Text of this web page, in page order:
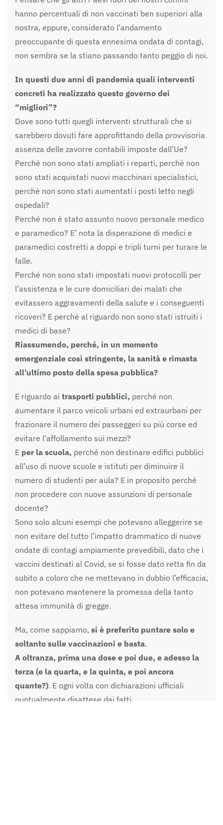
hanno percentuali di non vaccinati ben superiori alla
nostra, eppure, considerato l’andamento
preoccupante di questa ennesima ondata di contagi,
non sembra se la stiano passando tanto peggio di noi.
In questi due anni di pandemia quali interventi
concreti ha realizzato questo governo dei
“migliori”?
Dove sono tutti quegli interventi strutturali che si
sarebbero dovuti fare approfittando della provvisoria
assenza delle zavorre contabili imposte dall’Ue?
Perché non sono stati ampliati i reparti, perché non
sono stati acquistati nuovi macchinari specialistici,
perché non sono stati aumentati i posti letto negli
ospedali?
Perché non è stato assunto nuovo personale medico
e paramedico? E’ nota la disperazione di medici e
paramedici costretti a doppi e tripli turni per turare le
falle.
Perché non sono stati impostati nuovi protocolli per
l’assistenza e le cure domiciliari dei malati che
evitassero aggravamenti della salute e i conseguenti
ricoveri? E perché al riguardo non sono stati istruiti i
medici di base?
Riassumendo, perché, in un momento
emergenziale così stringente, la sanità e rimasta
all’ultimo posto della spesa pubblica?
E riguardo ai trasporti pubblici, perché non
aumentare il parco veicoli urbani ed extraurbani per
frazionare il numero dei passeggeri su più corse ed
evitare l’affollamento sui mezzi?
E per la scuola, perché non destinare edifici pubblici
all’uso di nuove scuole e istituti per diminuire il
numero di studenti per aula? E in proposito perché
non procedere con nuove assunzioni di personale
docente?
Sono solo alcuni esempi che potevano alleggerire se
non evitare del tutto l’impatto drammatico di nuove
ondate di contagi ampiamente prevedibili, dato che i
vaccini destinati al Covid, se si fosse dato retta fin da
subito a coloro che ne mettevano in dubbio l’efficacia,
non potevano mantenere la promessa della tanto
attesa immunità di gregge.
Ma, come sappiamo, si è preferito puntare solo e
soltanto sulle vaccinazioni e basta.
A oltranza, prima una dose e poi due, e adesso la
terza (e la quarta, e la quinta, e poi ancora
quante?). E ogni volta con dichiarazioni ufficiali
puntualmente disattese dai fatti.